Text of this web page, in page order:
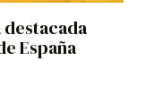
España